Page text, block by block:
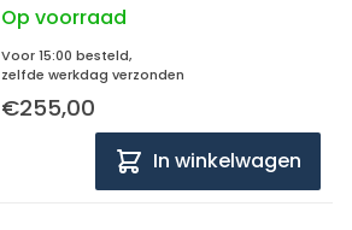
Op voorraad
Voor 15:00 besteld,
zelfde werkdag verzonden
€255,00
In winkelwagen